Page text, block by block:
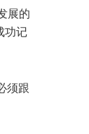
展的
功记
须跟